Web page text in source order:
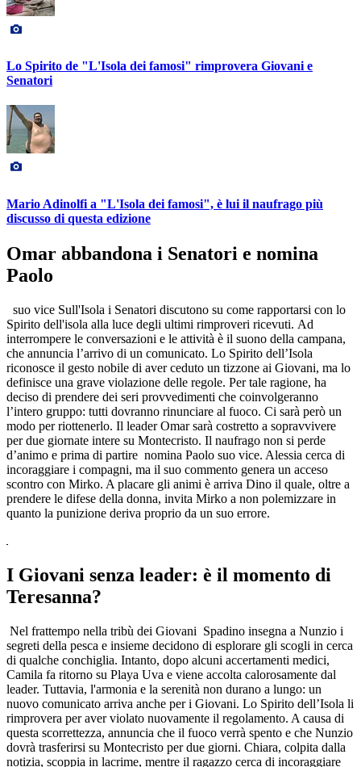
Lo Spirito de "L'Isola dei famosi" rimprovera Giovani e
Senatori
Mario Adinolfi a "L'Isola dei famosi", è lui il naufrago più
discusso di questa edizione
Omar abbandona i Senatori e nomina
Paolo
suo vice Sull'Isola i Senatori discutono su come rapportarsi con lo
Spirito dell'isola alla luce degli ultimi rimproveri ricevuti. Ad
interrompere le conversazioni e le attività è il suono della campana,
che annuncia l’arrivo di un comunicato. Lo Spirito dell’Isola
riconosce il gesto nobile di aver ceduto un tizzone ai Giovani, ma lo
definisce una grave violazione delle regole. Per tale ragione, ha
deciso di prendere dei seri provvedimenti che coinvolgeranno
l’intero gruppo: tutti dovranno rinunciare al fuoco. Ci sarà però un
modo per riottenerlo. Il leader Omar sarà costretto a sopravvivere
per due giornate intere su Montecristo. Il naufrago non si perde
d’animo e prima di partire nomina Paolo suo vice. Alessia cerca di
incoraggiare i compagni, ma il suo commento genera un acceso
scontro con Mirko. A placare gli animi è arriva Dino il quale, oltre a
prendere le difese della donna, invita Mirko a non polemizzare in
quanto la punizione deriva proprio da un suo errore.
I Giovani senza leader: è il momento di
Teresanna?
Nel frattempo nella tribù dei Giovani Spadino insegna a Nunzio i
segreti della pesca e insieme decidono di esplorare gli scogli in cerca
di qualche conchiglia. Intanto, dopo alcuni accertamenti medici,
Camila fa ritorno su Playa Uva e viene accolta calorosamente dal
leader. Tuttavia, l'armonia e la serenità non durano a lungo: un
nuovo comunicato arriva anche per i Giovani. Lo Spirito dell’Isola li
rimprovera per aver violato nuovamente il regolamento. A causa di
questa scorrettezza, annuncia che il fuoco verrà spento e che Nunzio
dovrà trasferirsi su Montecristo per due giorni. Chiara, colpita dalla
notizia, scoppia in lacrime, mentre il ragazzo cerca di incoraggiare